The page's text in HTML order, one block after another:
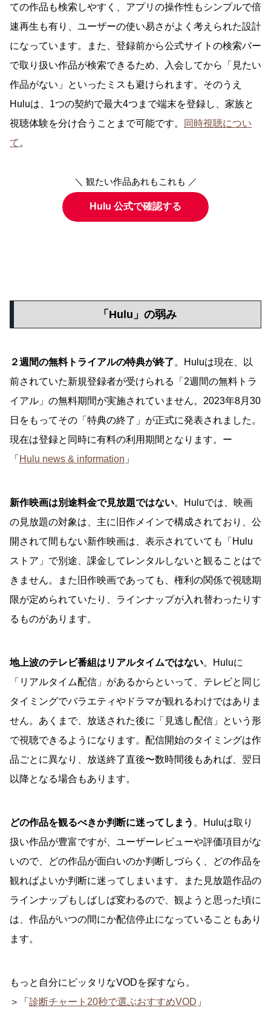
ての作品も検索しやすく、アプリの操作性もシンプルで倍
速再生も有り、ユーザーの使い易さがよく考えられた設計
になっています。また、登録前から公式サイトの検索バー
で取り扱い作品が検索できるため、入会してから「見たい
作品がない」といったミスも避けられます。そのうえ
Huluは、1つの契約で最大4つまで端末を登録し、家族と
視聴体験を分け合うことまで可能です。
同時視聴につい
て 。
＼ 観たい作品あれもこれも ／
Hulu 公式で確認する
「Hulu」の弱み
２週間の無料トライアルの特典が終了。Huluは現在、以
前されていた新規登録者が受けられる「2週間の無料トラ
イアル」の無料期間が実施されていません。2023年8月30
日をもってその「特典の終了」が正式に発表されました。
現在は登録と同時に有料の利用期間となります。ー
「 Hulu news & information 」
新作映画は別途料金で見放題ではない。Huluでは、映画
の見放題の対象は、主に旧作メインで構成されており、公
開されて間もない新作映画は、表示されていても「Hulu
ストア」で別途、課金してレンタルしないと観ることはで
きません。また旧作映画であっても、権利の関係で視聴期
限が定められていたり、ラインナップが入れ替わったりす
るものがあります。
地上波のテレビ番組はリアルタイムではない。Huluに
「リアルタイム配信」があるからといって、テレビと同じ
タイミングでバラエティやドラマが観れるわけではありま
せん。あくまで、放送された後に「見逃し配信」という形
で視聴できるようになります。配信開始のタイミングは作
品ごとに異なり、放送終了直後〜数時間後もあれば、翌日
以降となる場合もあります。
どの作品を観るべきか判断に迷ってしまう 。Huluは取り
扱い作品が豊富ですが、ユーザーレビューや評価項目がな
いので、どの作品が面白いのか判断しづらく、どの作品を
観ればよいか判断に迷ってしまいます。また見放題作品の
ラインナップもしばしば変わるので、観ようと思った頃に
は、作品がいつの間にか配信停止になっていることもあり
ます。
もっと自分にピッタリなVODを探すなら。
＞「 診断チャート20秒で選ぶおすすめVOD 」